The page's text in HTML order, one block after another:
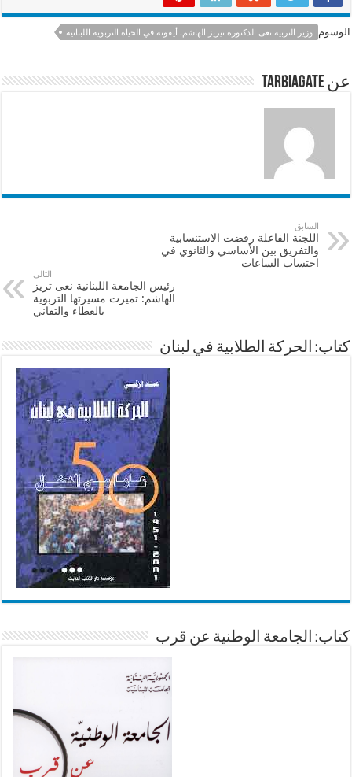
b
o
k
l
sA
p
e
الوسوم وزير التربية نعى الدكتورة تيريز الهاشم: أيقونة في الحياة التربوية اللبنانية
عن tarbiagate
السابق
اللجنة الفاعلة رفضت الاستنسابية
والتفريق بين الأساسي والثانوي في
احتساب الساعات
التالي
رئيس الجامعة اللبنانية نعى تريز
الهاشم: تميزت مسيرتها التربوية
بالعطاء والتفاني
كتاب: الحركة الطلابية في لبنان
كتاب: الجامعة الوطنية عن قرب